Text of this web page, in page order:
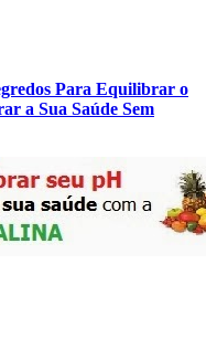
Para Equilibrar o
a Sua Saúde Sem